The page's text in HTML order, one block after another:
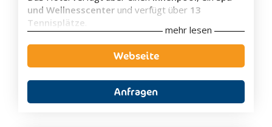
Lomello
Lovere
und Wellnesscenter und verfügt über 13
Tennisplätze
Die Zimmer, vomStandard Doppelzimmerbis zum
geräumigenFamilienzimmer,sind alle mit
kostenlosem WLAN, Satelliten-TV, einen eigenen
ausgestattet. Die Zimmer können mit Frühstück
oder auch mit Halbpension gebucht werden!
mehr lesen
Webseite
Anfragen